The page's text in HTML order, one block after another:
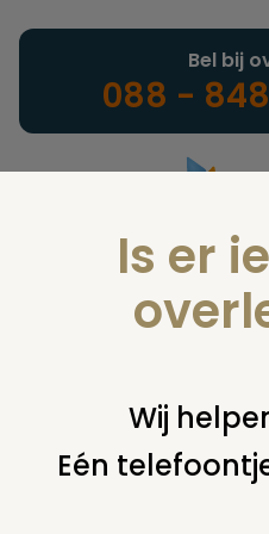
Landelijke
Bel bij
088 -
U bent hier: home nieuws &
vervolgonderzoek
Is er
Wij
Eén